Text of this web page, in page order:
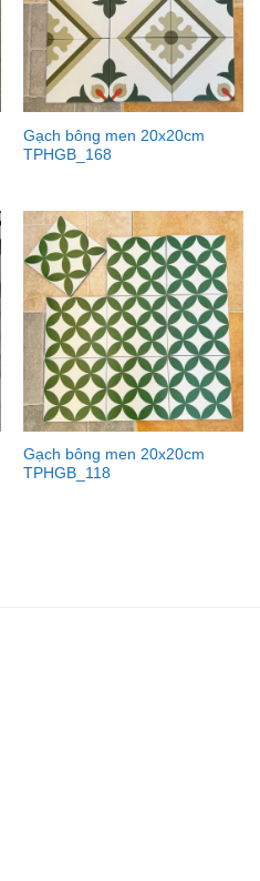
Gạch bông men 20x20cm
TPHGB_168
Gạch bông men 20x20cm
TPHGB_118